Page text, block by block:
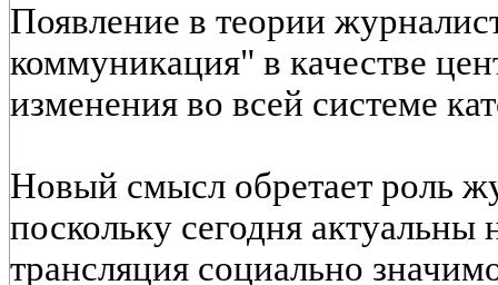
Появление в теории
коммуникация" в качестве
изменения во всей системе
Новый смысл обретает роль
поскольку сегодня актуальны
трансляция социально